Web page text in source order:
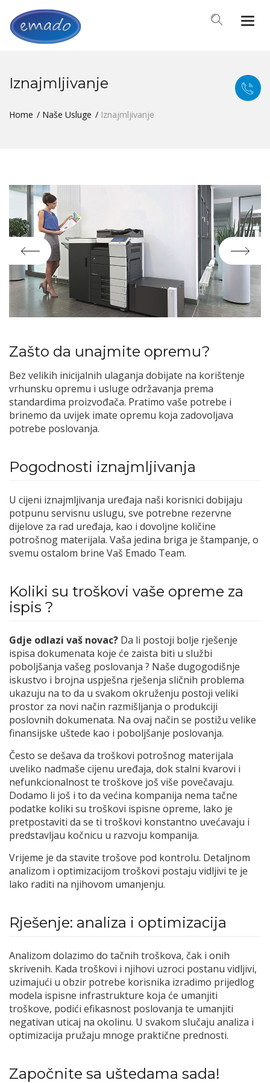
Iznajmljivanje
Home Naše Usluge Iznajmljivanje
Zašto da unajmite opremu?
Bez velikih inicijalnih ulaganja dobijate na korištenje
vrhunsku opremu i usluge održavanja prema
standardima proizvođača. Pratimo vaše potrebe i
brinemo da uvijek imate opremu koja zadovoljava
potrebe poslovanja.
Pogodnosti iznajmljivanja
U cijeni iznajmljivanja uređaja naši korisnici dobijaju
potpunu servisnu uslugu, sve potrebne rezervne
dijelove za rad uređaja, kao i dovoljne količine
potrošnog materijala. Vaša jedina briga je štampanje, o
svemu ostalom brine Vaš Emado Team.
Koliki su troškovi vaše opreme za
ispis ?
Gdje odlazi vaš novac? Da li postoji bolje rješenje
ispisa dokumenata koje će zaista biti u službi
poboljšanja vašeg poslovanja ? Naše dugogodišnje
iskustvo i brojna uspješna rješenja sličnih problema
ukazuju na to da u svakom okruženju postoji veliki
prostor za novi način razmišljanja o produkciji
poslovnih dokumenata. Na ovaj način se postižu velike
finansijske uštede kao i poboljšanje poslovanja.
Često se dešava da troškovi potrošnog materijala
uveliko nadmaše cijenu uređaja, dok stalni kvarovi i
nefunkcionalnost te troškove još više povečavaju.
Dodamo li još i to da većina kompanija nema tačne
podatke koliki su troškovi ispisne opreme, lako je
pretpostaviti da se ti troškovi konstantno uvećavaju i
predstavljau kočnicu u razvoju kompanija.
Vrijeme je da stavite trošove pod kontrolu. Detaljnom
analizom i optimizacijom troškovi postaju vidljivi te je
lako raditi na njihovom umanjenju.
Rješenje: analiza i optimizacija
Analizom dolazimo do tačnih troškova, čak i onih
skrivenih. Kada troškovi i njihovi uzroci postanu vidljivi,
uzimajući u obzir potrebe korisnika izradimo prijedlog
modela ispisne infrastrukture koja će umanjiti
troškove, podići efikasnost poslovanja te umanjiti
negativan uticaj na okolinu. U svakom slučaju analiza i
optimizacija pružaju mnoge praktične prednosti.
Započnite sa uštedama sada!